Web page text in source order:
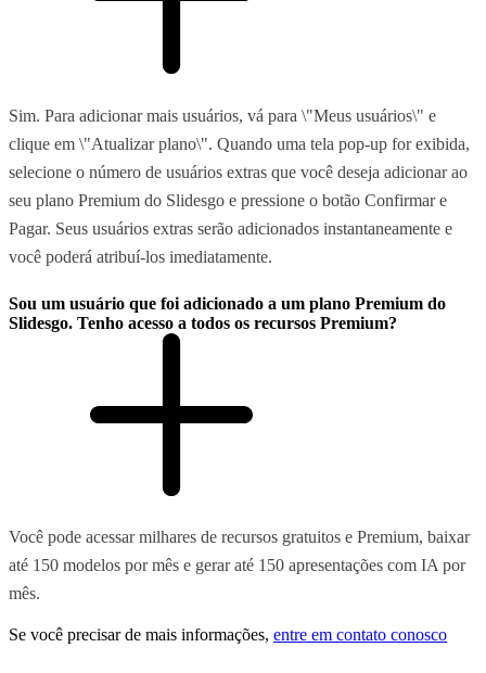
Sim. Para adicionar mais usuários, vá para \"Meus usuários\" e
clique em \"Atualizar plano\". Quando uma tela pop-up for exibida,
selecione o número de usuários extras que você deseja adicionar ao
seu plano Premium do Slidesgo e pressione o botão Confirmar e
Pagar. Seus usuários extras serão adicionados instantaneamente e
você poderá atribuí-los imediatamente.
Sou um usuário que foi adicionado a um plano Premium do
Slidesgo. Tenho acesso a todos os recursos Premium?
Você pode acessar milhares de recursos gratuitos e Premium, baixar
até 150 modelos por mês e gerar até 150 apresentações com IA por
mês.
Se você precisar de mais informações, entre em contato conosco